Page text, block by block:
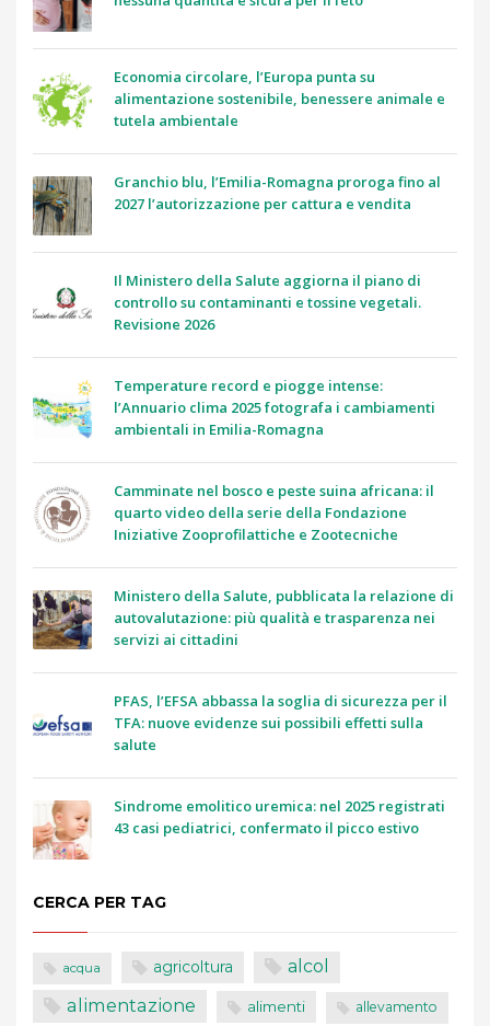
Economia circolare, l’Europa punta su
alimentazione sostenibile, benessere animale e
tutela ambientale
Granchio blu, l’Emilia-Romagna proroga fino al
2027 l’autorizzazione per cattura e vendita
Il Ministero della Salute aggiorna il piano di
controllo su contaminanti e tossine vegetali.
Revisione 2026
Temperature record e piogge intense:
l’Annuario clima 2025 fotografa i cambiamenti
ambientali in Emilia-Romagna
Camminate nel bosco e peste suina africana: il
quarto video della serie della Fondazione
Iniziative Zooprofilattiche e Zootecniche
Ministero della Salute, pubblicata la relazione di
autovalutazione: più qualità e trasparenza nei
servizi ai cittadini
PFAS, l’EFSA abbassa la soglia di sicurezza per il
TFA: nuove evidenze sui possibili effetti sulla
salute
Sindrome emolitico uremica: nel 2025 registrati
43 casi pediatrici, confermato il picco estivo
CERCA PER TAG
acqua agricoltura alcol
alimentazione alimenti allevamento